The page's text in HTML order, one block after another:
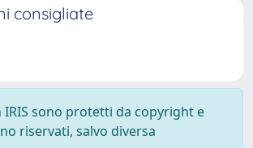
consigliate
sono protetti da copyright e
riservati, salvo diversa